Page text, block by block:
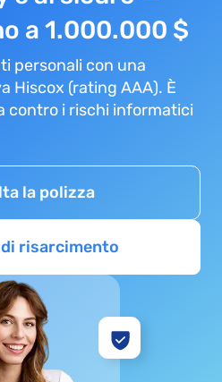
a 1.000.000 $
personali con una
Hiscox (rating AAA). È
contro i rischi informatici
la polizza
risarcimento